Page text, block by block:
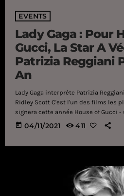
EVENTS
Lady Gaga : Pour
Gucci, La Star A
Patrizia Reggiani
An
Lady Gaga interprète Patrizia
Ridley Scott C'est l'un des films les
signera cette année House of Gucci
reviendra sur l'une des famille les
de la mode. Côté casting, le film
today 04/11/2021 411